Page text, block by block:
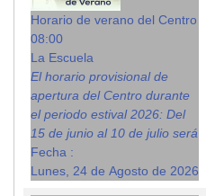
Horario de verano del Centro
08:00
La Escuela
El horario provisional de
apertura del Centro durante
el periodo estival 2026: Del
15 de junio al 10 de julio será
Fecha :
Lunes, 24 de Agosto de 2026